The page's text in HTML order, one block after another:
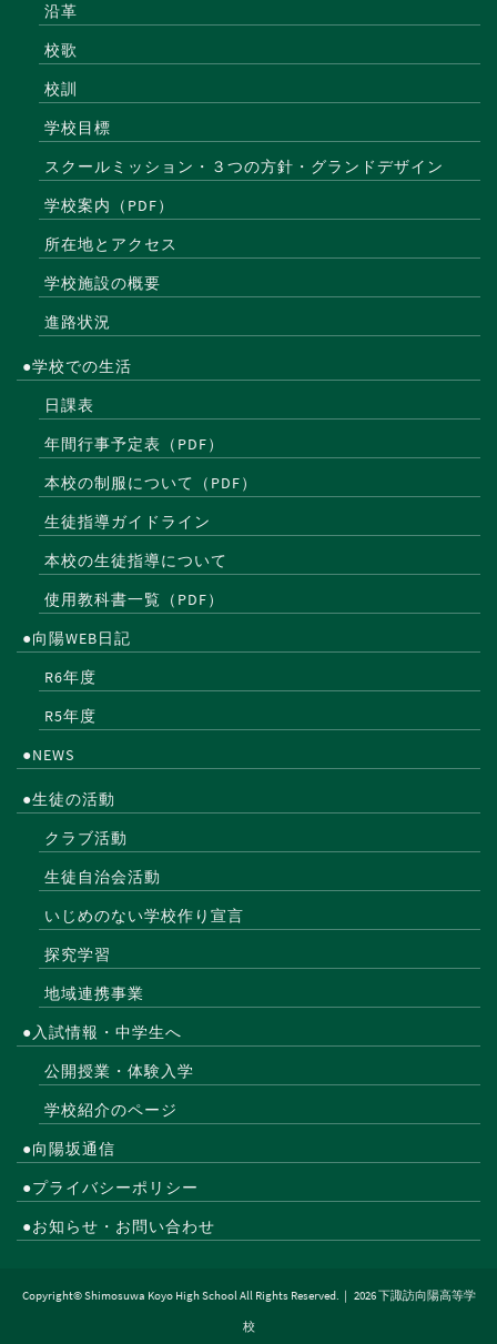
沿革
校歌
校訓
学校目標
スクールミッション・３つの方針・グランドデザイン
学校案内（PDF）
所在地とアクセス
学校施設の概要
進路状況
●学校での生活
日課表
年間行事予定表（PDF）
本校の制服について（PDF）
生徒指導ガイドライン
本校の生徒指導について
使用教科書一覧（PDF）
●向陽WEB日記
R6年度
R5年度
●NEWS
●生徒の活動
クラブ活動
生徒自治会活動
いじめのない学校作り宣言
探究学習
地域連携事業
●入試情報・中学生へ
公開授業・体験入学
学校紹介のページ
●向陽坂通信
●プライバシーポリシー
●お知らせ・お問い合わせ
Copyright© Shimosuwa Koyo High School All Rights Reserved.｜ 2026 下諏訪向陽高等学
校